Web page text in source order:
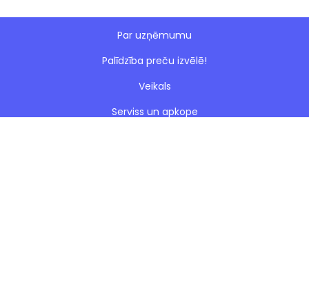
Par uzņēmumu
Palīdzība preču izvēlē!
Veikals
Serviss un apkope